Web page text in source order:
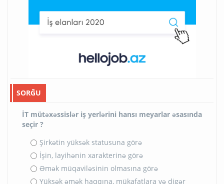
SORĞU
İT mütəxəssislər iş yerlərini hansı meyarlar əsasında
seçir ?
Şirkətin yüksək statusuna görə
İşin, layihənin xarakterinə görə
Əmək müqaviləsinin olmasına görə
Yüksək əmək haqqına, mükafatlara və digər